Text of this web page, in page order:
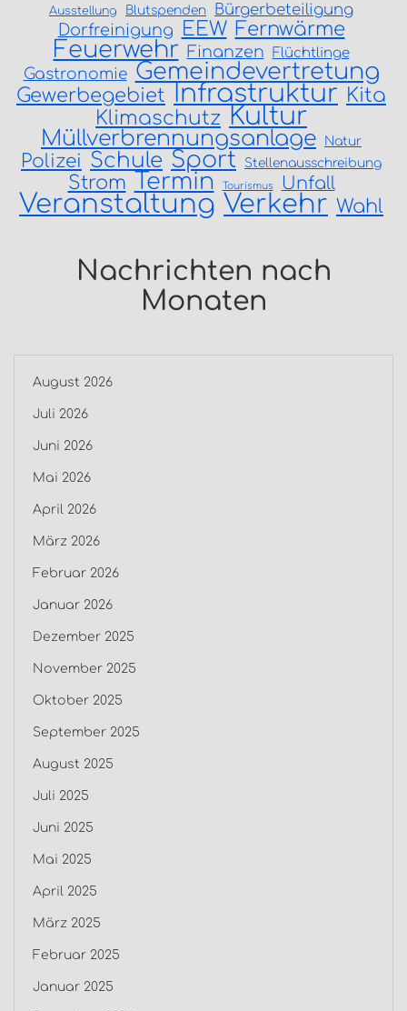
Ausstellung Blutspenden Bürgerbeteiligung
Dorfreinigung EEW Fernwärme
Feuerwehr Finanzen Flüchtlinge
Gastronomie Gemeindevertretung
Gewerbegebiet Infrastruktur Kita
Klimaschutz Kultur
Müllverbrennungsanlage Natur
Polizei Schule Sport Stellenausschreibung
Strom Termin Tourismus Unfall
Veranstaltung Verkehr Wahl
Nachrichten nach
Monaten
August 2026
Juli 2026
Juni 2026
Mai 2026
April 2026
März 2026
Februar 2026
Januar 2026
Dezember 2025
November 2025
Oktober 2025
September 2025
August 2025
Juli 2025
Juni 2025
Mai 2025
April 2025
März 2025
Februar 2025
Januar 2025